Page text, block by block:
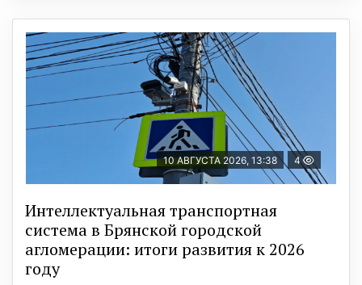
10 АВГУСТА 2026, 13:38 4
Интеллектуальная транспортная
система в Брянской городской
агломерации: итоги развития к 2026
году